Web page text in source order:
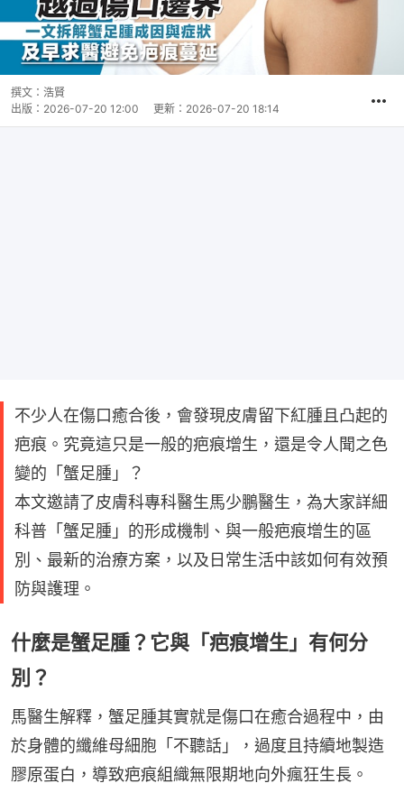
撰文： 浩賢
出版： 2026-07-20 12:00 更新： 2026-07-20 18:14
不少人在傷口癒合後，會發現皮膚留下紅腫且凸起的
疤痕。究竟這只是一般的疤痕增生，還是令人聞之色
變的「蟹足腫」？
本文邀請了皮膚科專科醫生馬少鵬醫生，為大家詳細
科普「蟹足腫」的形成機制、與一般疤痕增生的區
別、最新的治療方案，以及日常生活中該如何有效預
防與護理。
什麼是蟹足腫？它與「疤痕增生」有何分
別？
馬醫生解釋，蟹足腫其實就是傷口在癒合過程中，由
於身體的纖維母細胞「不聽話」，過度且持續地製造
膠原蛋白，導致疤痕組織無限期地向外瘋狂生長。